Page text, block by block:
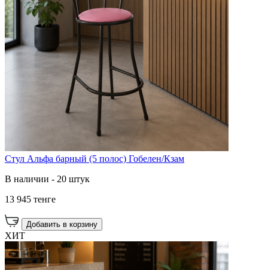
Стул Альфа барный (5 полос) Гобелен/Кзам
В наличии - 20 штук
13 945 тенге
Добавить в корзину
ХИТ